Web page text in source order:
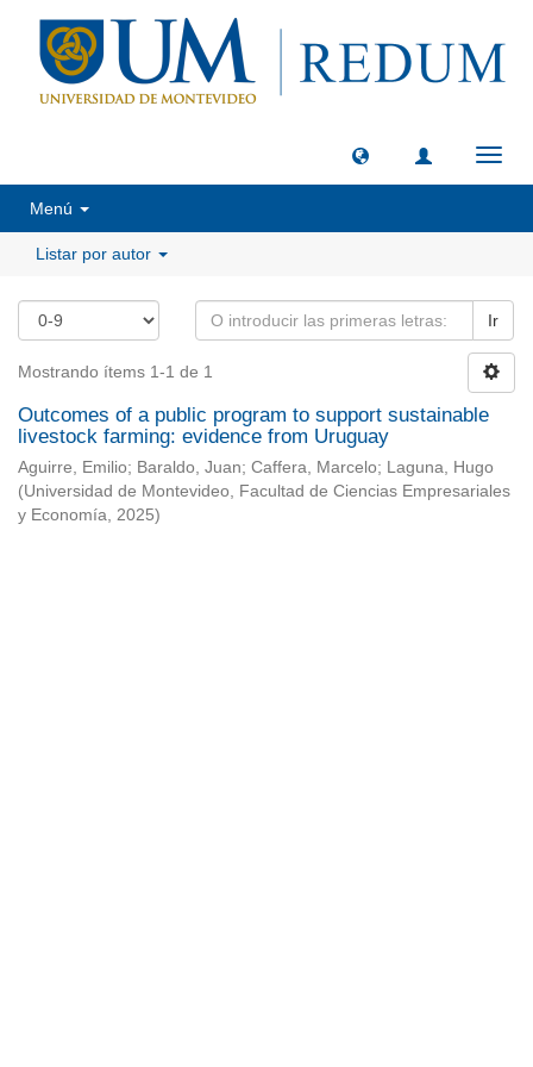
Menú
Listar por autor
Ir
Mostrando ítems 1-1 de 1
Outcomes of a public program to support sustainable
livestock farming: evidence from Uruguay
Aguirre, Emilio; Baraldo, Juan; Caffera, Marcelo; Laguna, Hugo
(Universidad de Montevideo, Facultad de Ciencias Empresariales
y Economía, 2025)